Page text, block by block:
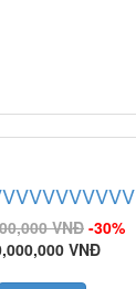
VNĐ -30%
VNĐ